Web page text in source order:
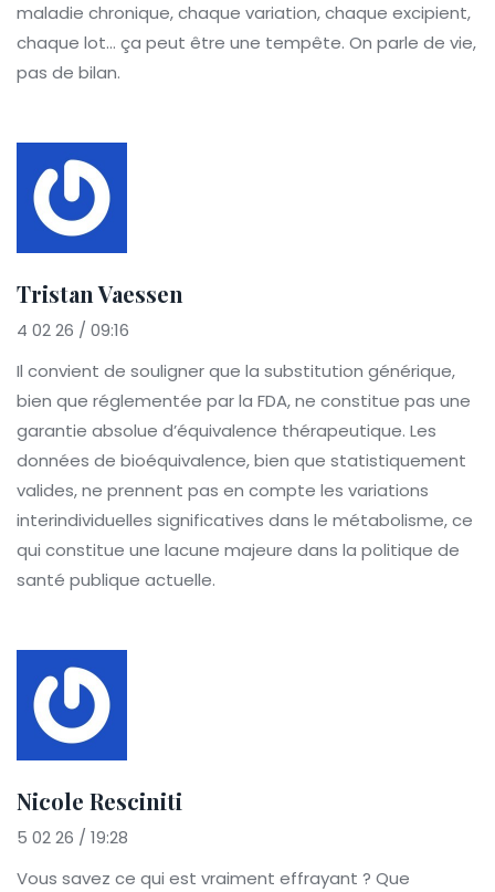
maladie chronique, chaque variation, chaque excipient,
chaque lot… ça peut être une tempête. On parle de vie,
pas de bilan.
Tristan Vaessen
4 02 26 / 09:16
Il convient de souligner que la substitution générique,
bien que réglementée par la FDA, ne constitue pas une
garantie absolue d’équivalence thérapeutique. Les
données de bioéquivalence, bien que statistiquement
valides, ne prennent pas en compte les variations
interindividuelles significatives dans le métabolisme, ce
qui constitue une lacune majeure dans la politique de
santé publique actuelle.
Nicole Resciniti
5 02 26 / 19:28
Vous savez ce qui est vraiment effrayant ? Que